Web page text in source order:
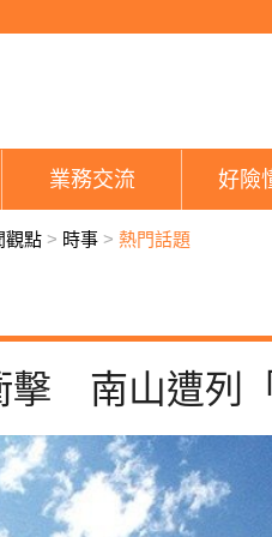
業務交流 好險
觀點 > 時事 > 熱門話題
擊 南山遭列